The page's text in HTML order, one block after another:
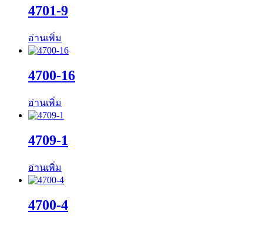
4701-9
อ่านเพิ่ม
4700-16
อ่านเพิ่ม
4709-1
อ่านเพิ่ม
4700-4